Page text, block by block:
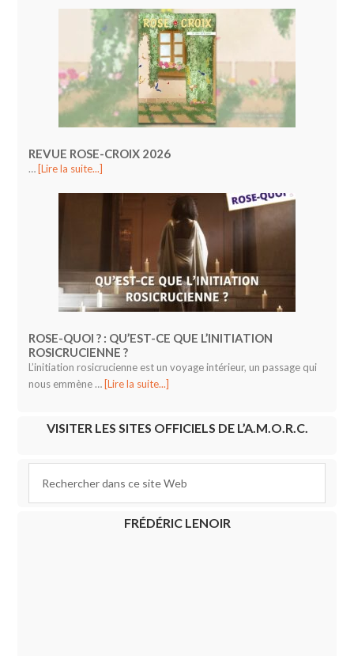
REVUE ROSE-CROIX 2026
… [Lire la suite...]
ROSE-QUOI ? : QU’EST-CE QUE L’INITIATION
ROSICRUCIENNE ?
L’initiation rosicrucienne est un voyage intérieur, un passage qui
nous emmène … [Lire la suite...]
VISITER LES SITES OFFICIELS DE L’A.M.O.R.C.
FRÉDÉRIC LENOIR